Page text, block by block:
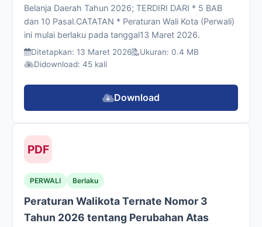
Belanja Daerah Tahun 2026; TERDIRI DARI * 5 BAB
dan 10 Pasal.CATATAN * Peraturan Wali Kota (Perwali)
ini mulai berlaku pada tanggal13 Maret 2026.
Ditetapkan: 13 Maret 2026
Ukuran: 0.4 MB
Didownload: 45 kali
Download
PDF
PERWALI Berlaku
Peraturan Walikota Ternate Nomor 3
Tahun 2026 tentang Perubahan Atas